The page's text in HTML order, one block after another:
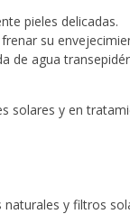
pieles delicadas.
su
de agua
solares y en
y filtros